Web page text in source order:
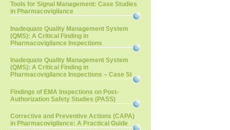
Tools for Signal Management: Case Studies
in Pharmacovigilance
Inadequate Quality Management System
(QMS): A Critical Finding in
Pharmacovigilance Inspections
Inadequate Quality Management System
(QMS): A Critical Finding in
Pharmacovigilance Inspections – Case St
Findings of EMA Inspections on Post-
Authorization Safety Studies (PASS)
Corrective and Preventive Actions (CAPA)
in Pharmacovigilance: A Practical Guide